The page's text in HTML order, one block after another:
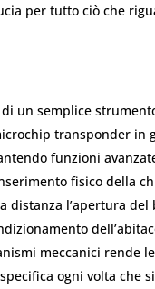
per tutto ciò che
un semplice
transponder in
funzioni
fisico della
distanza l’apertura
meccanici rende
ogni volta che